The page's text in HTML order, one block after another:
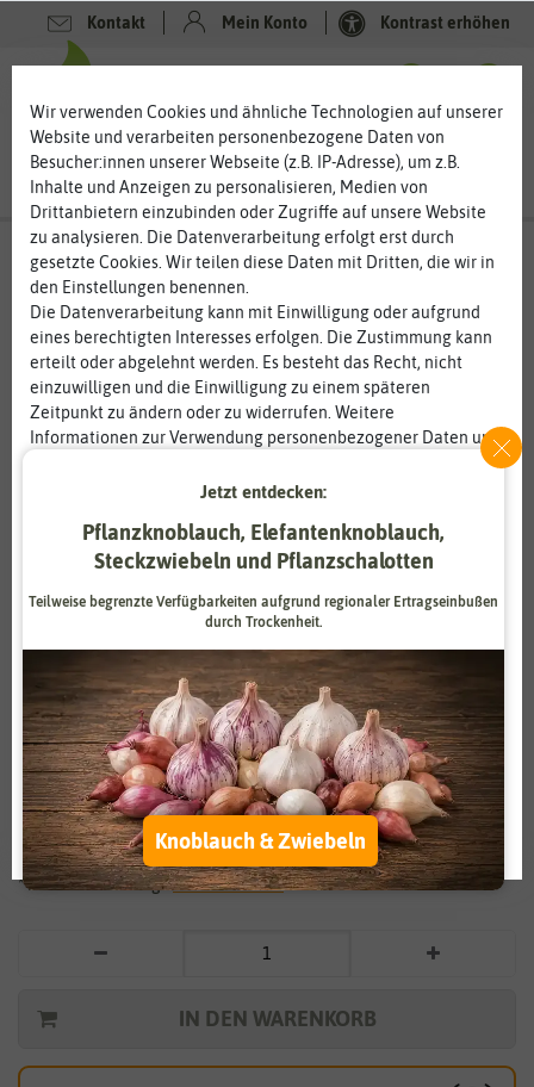
Kontakt Mein Konto Kontrast erhöhen
Vergrößern durch berühren
BIO Grünkohl Mischung
3,05 €
*
* inkl. 7% MwSt. zzgl.Versandkosten
IN DEN WARENKORB
Wir verwenden Cookies und ähnliche Technologien auf unserer
Website und verarbeiten personenbezogene Daten von
Besucher:innen unserer Webseite (z.B. IP-Adresse), um z.B.
Inhalte und Anzeigen zu personalisieren, Medien von
Drittanbietern einzubinden oder Zugriffe auf unsere Website
zu analysieren. Die Datenverarbeitung erfolgt erst durch
gesetzte Cookies. Wir teilen diese Daten mit Dritten, die wir in
den Einstellungen benennen.
Die Datenverarbeitung kann mit Einwilligung oder aufgrund
eines berechtigten Interesses erfolgen. Die Zustimmung kann
erteilt oder abgelehnt werden. Es besteht das Recht, nicht
einzuwilligen und die Einwilligung zu einem späteren
Zeitpunkt zu ändern oder zu widerrufen. Weitere
Informationen zur Verwendung personenbezogener Daten und
Essenziell Statistik
Zahlungsdienstleister Marketing
Externe Medien Funktional
Weitere Einstellungen
Alle akzeptieren
Alle ablehnen
Auswahl akzeptieren
Jetzt entdecken:
Pflanzknoblauch, Elefantenknoblauch,
Steckzwiebeln und Pflanzschalotten
Teilweise begrenzte Verfügbarkeiten aufgrund regionaler Ertragseinbußen
durch Trockenheit.
Knoblauch & Zwiebeln